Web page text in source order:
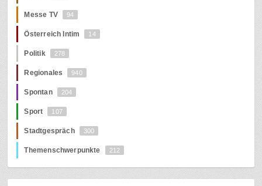
Messe TV 94
Österreich Intim 14
Politik 278
Regionales 940
Spontan 204
Sport 107
Stadtgespräch 300
Themenschwerpunkte 212